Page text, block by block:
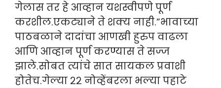
गेलास तर हे आव्हान यशस्वीपणे पूर्ण
करशील.एकट्याने ते शक्य नाही.”भावाच्या
पाठबळाने दादांचा आणखी हुरुप वाढला
आणि आव्हान पूर्ण करण्यास ते सज्ज
झाले.सोबत त्यांचे सात सायकल प्रवाशी
होतेच.गेल्या २२ नोव्हेंबरला भल्या पहाटे